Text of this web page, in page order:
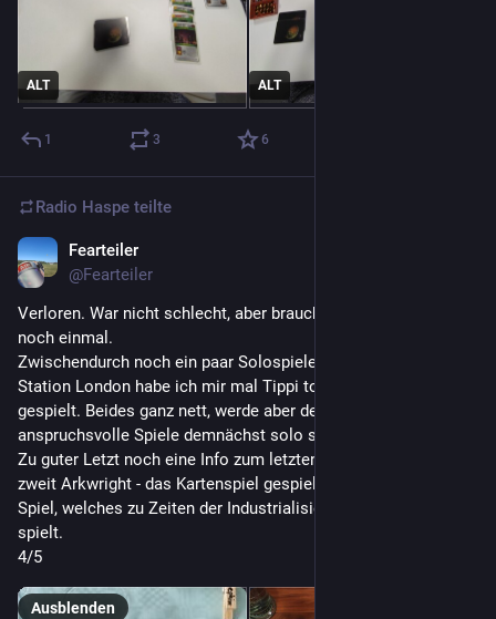
ALT ALT
1 3 6
Radio Haspe teilte
Fearteiler
@Fearteiler
Verloren. War nicht schlecht, aber braucht nicht zwingend
noch einmal.
Zwischendurch noch ein paar Solospiele gespielt. Neben Next
Station London habe ich mir mal Tippi toppi und the Game
gespielt. Beides ganz nett, werde aber demnächst wieder
anspruchsvolle Spiele demnächst solo spielen.
Zu guter Letzt noch eine Info zum letzten Dienstag, wo wir zu
zweit Arkwright - das Kartenspiel gespielt haben.es ist ein
Spiel, welches zu Zeiten der Industrialisierung in England
spielt.
4/5
Ausblenden